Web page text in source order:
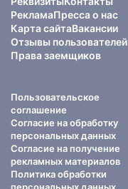
РекламаПресса о нас
Карта сайтаВакансии
Отзывы пользователей
Права заемщиков
Пользовательское
соглашение
Согласие на обработку
персональных данных
Согласие на получение
рекламных материалов
Политика обработки